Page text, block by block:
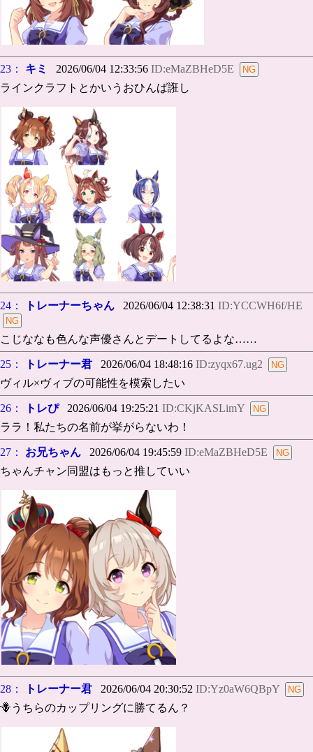
23： キミ 2026/06/04 12:33:56 ID:eMaZBHeD5E
ラインクラフトとかいうおひんば誑し
24： トレーナーちゃん 2026/06/04 12:38:31 ID:YCCWH6f/HE
こじななも色んな声優さんとデートしてるよな……
25： トレーナー君 2026/06/04 18:48:16 ID:zyqx67.ug2
ヴィル×ヴィブの可能性を模索したい
26： トレぴ2026/06/04 19:25:21 ID:CKjKASLimY
ララ！私たちの名前が挙がらないわ！
27： お兄ちゃん 2026/06/04 19:45:59 ID:eMaZBHeD5E
ちゃんチャン同盟はもっと推していい
28： トレーナー君 2026/06/04 20:30:52 ID:Yz0aW6QBpY
🪻うちらのカップリングに勝てるん？